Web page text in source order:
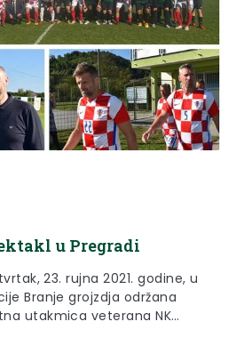
u Pregradi
23. rujna 2021. godine, u
Branje grojzdja održana
utakmica veterana NK